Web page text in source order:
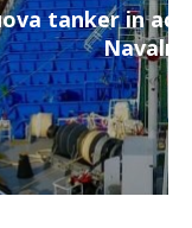
per la